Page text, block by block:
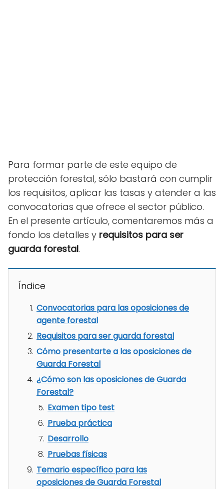
Para formar parte de este equipo de
protección forestal, sólo bastará con cumplir
los requisitos, aplicar las tasas y atender a las
convocatorias que ofrece el sector público.
En el presente artículo, comentaremos más a
fondo los detalles y requisitos para ser
guarda forestal.
Índice
Convocatorias para las oposiciones de
agente forestal
Requisitos para ser guarda forestal
Cómo presentarte a las oposiciones de
Guarda Forestal
¿Cómo son las oposiciones de Guarda
Forestal?
Examen tipo test
Prueba práctica
Desarrollo
Pruebas físicas
Temario específico para las
oposiciones de Guarda Forestal